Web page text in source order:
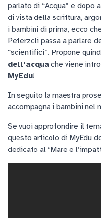
parlato di “Acqua” e dopo
di vista della scrittura,
i bambini di prima, ecco
Peterzoli passa a parlare
“scientifici”. Propone
dell’acqua che viene
MyEdu!
In seguito la maestra
accompagna i bambini nel
Se vuoi approfondire il
questo articolo di MyEdu
dedicato al “Mare e